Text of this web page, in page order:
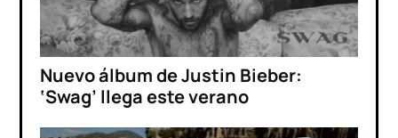
Nuevo álbum de Justin Bieber:
‘Swag’ llega este verano